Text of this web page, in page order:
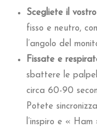
Scegliete il
fisso e neutro,
l’angolo del
Fissate e
sbattere le
circa 60-90
Potete
l’inspiro e « Ham